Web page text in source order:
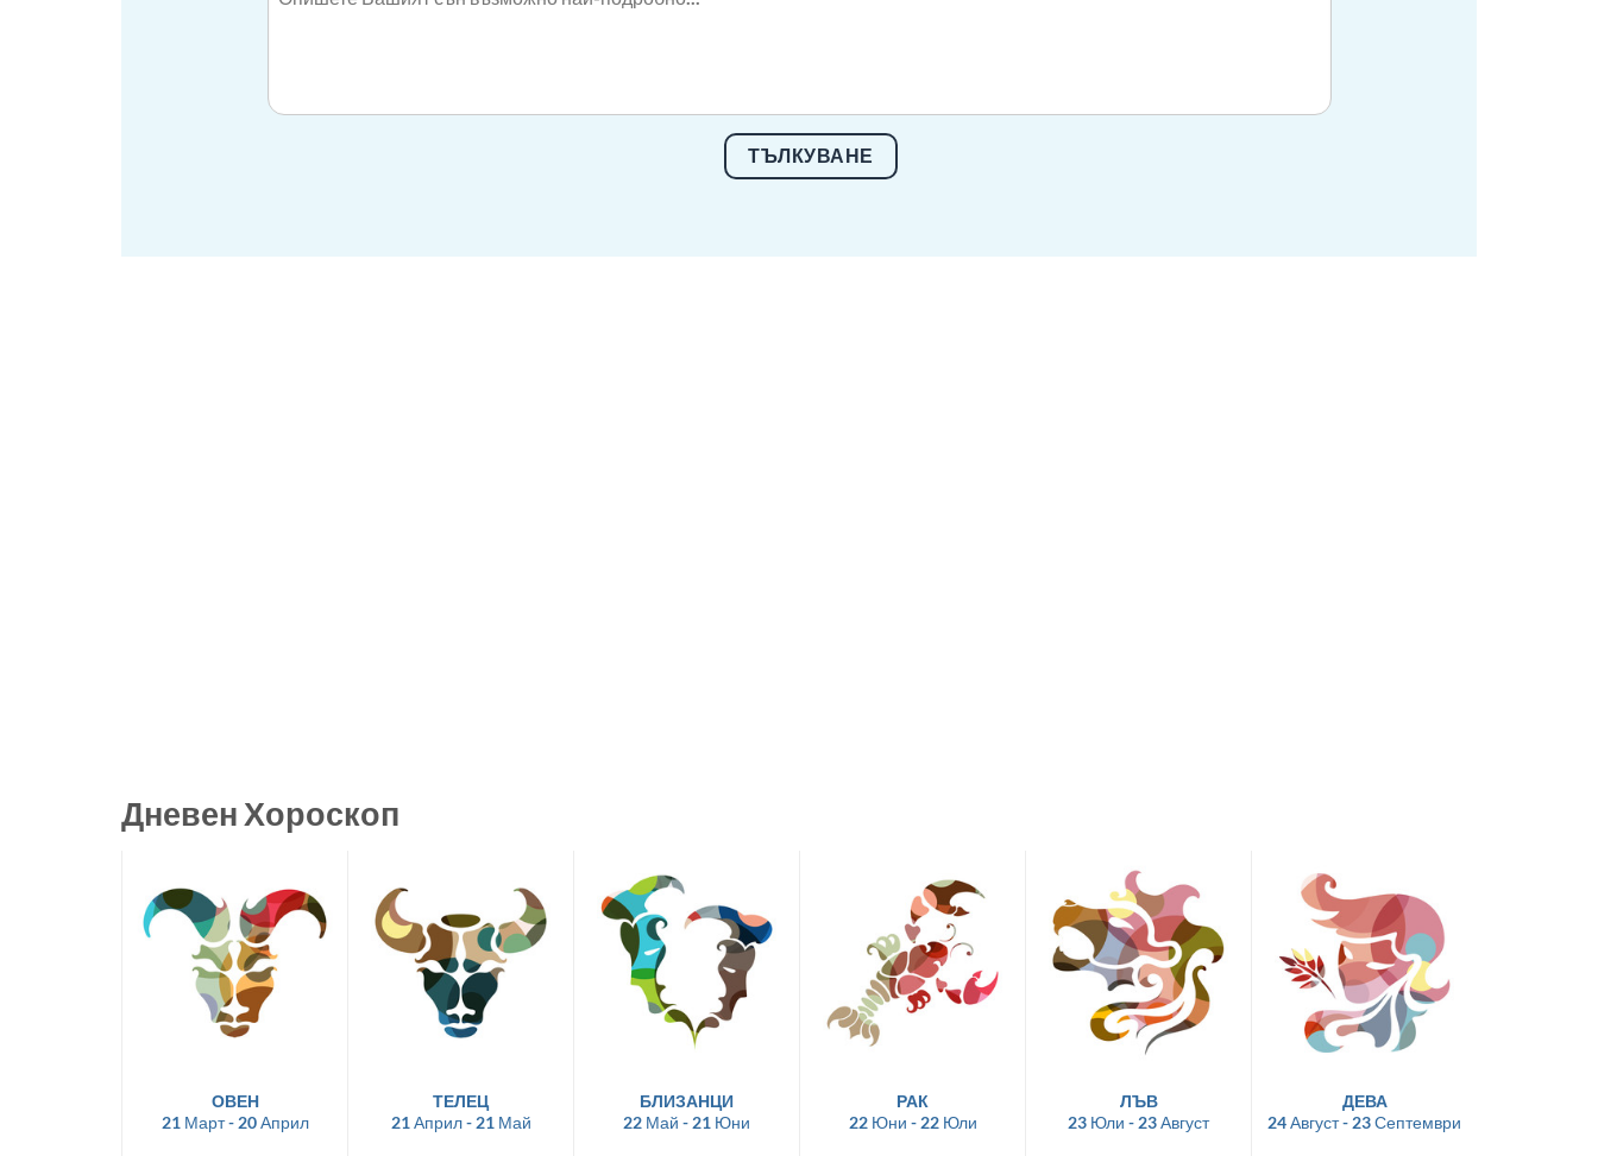
ТЪЛКУВАНЕ
Дневен Хороскоп
ОВЕН
21 Март - 20 Април
ТЕЛЕЦ
21 Април - 21 Май
БЛИЗАНЦИ
22 Май - 21 Юни
РАК
22 Юни - 22 Юли
ЛЪВ
23 Юли - 23 Август
ДЕВА
24 Август - 23 Септември